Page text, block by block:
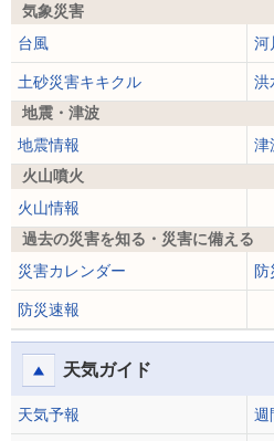
気象災害
台風
河
土砂災害キキクル
洪
地震・津波
地震情報
津
火山噴火
火山情報
過去の災害を知る・災害に備える
災害カレンダー
防
防災速報
天気ガイド
天気予報 週